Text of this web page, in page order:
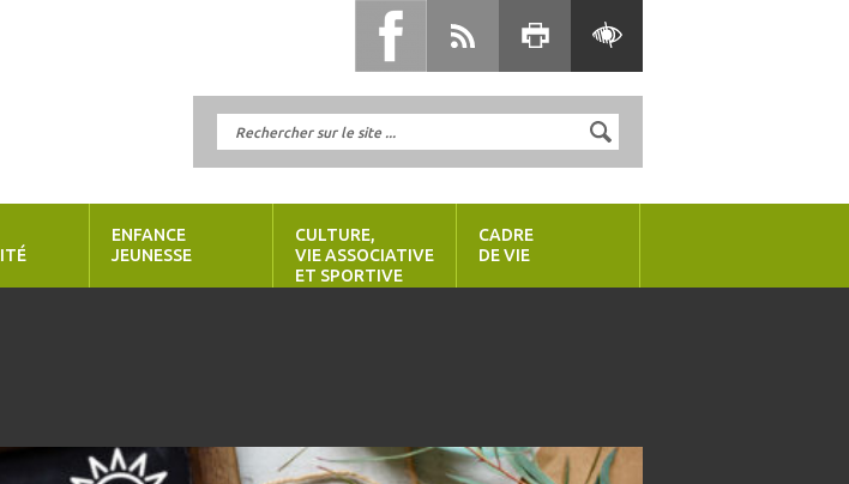
ENFANCE
JEUNESSE
CULTURE,
VIE ASSOCIATIVE
ET SPORTIVE
CADRE
DE VIE